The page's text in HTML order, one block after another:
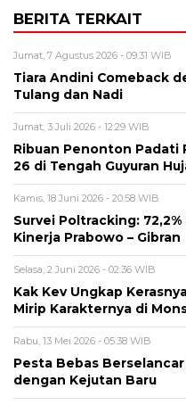
BERITA TERKAIT
Jumat, 7 Agustus 2026 - 09:31 WIB
Tiara Andini Comeback
Tulang dan Nadi
Jumat, 3 Juli 2026 - 12:29 WIB
Ribuan Penonton Padati
26 di Tengah Guyuran
Kamis, 18 Juni 2026 - 20:58 WIB
Survei Poltracking:
Kinerja Prabowo – Gibran
Selasa, 2 Juni 2026 - 02:36 WIB
Kak Kev Ungkap
Mirip Karakternya di
Rabu, 13 Mei 2026 - 05:38 WIB
Pesta Bebas
dengan Kejutan Baru